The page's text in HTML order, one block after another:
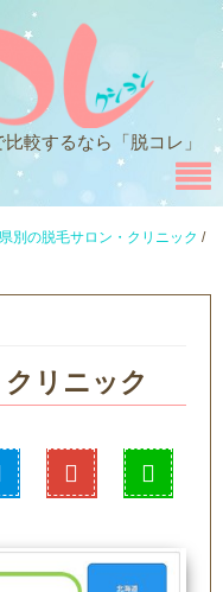
較するなら「脱コレ」
別の脱毛サロン・クリニック /
リニック